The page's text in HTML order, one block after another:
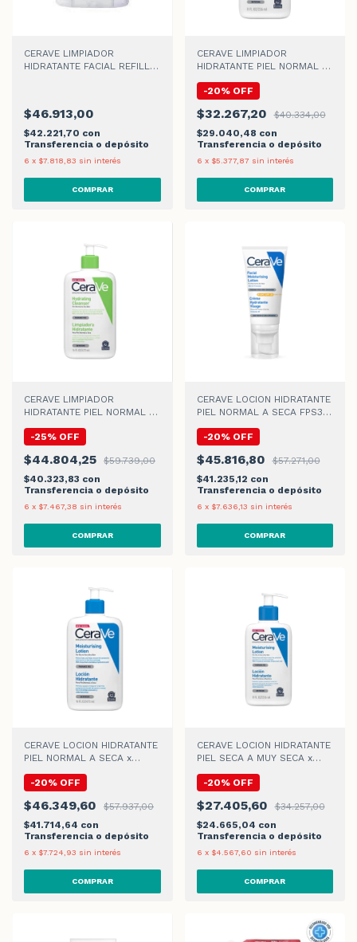
CERAVE LIMPIADOR
HIDRATANTE FACIAL REFILL x
$46.913,00
$42.221,70 con
Transferencia o depósito
6 x $7.818,83 sin interés
CERAVE LIMPIADOR
HIDRATANTE PIEL NORMAL A
-20% OFF
$32.267,20
$40.334,00
$29.040,48 con
Transferencia o depósito
6 x $5.377,87 sin interés
CERAVE LIMPIADOR
HIDRATANTE PIEL NORMAL A
-25% OFF
$44.804,25
$59.739,00
$40.323,83 con
Transferencia o depósito
6 x $7.467,38 sin interés
CERAVE LOCION HIDRATANTE
PIEL NORMAL A SECA FPS30
-20% OFF
$45.816,80
$57.271,00
$41.235,12 con
Transferencia o depósito
6 x $7.636,13 sin interés
CERAVE LOCION HIDRATANTE
PIEL NORMAL A SECA x
-20% OFF
$46.349,60
$57.937,00
$41.714,64 con
Transferencia o depósito
6 x $7.724,93 sin interés
CERAVE LOCION HIDRATANTE
PIEL SECA A MUY SECA x
-20% OFF
$27.405,60
$34.257,00
$24.665,04 con
Transferencia o depósito
6 x $4.567,60 sin interés